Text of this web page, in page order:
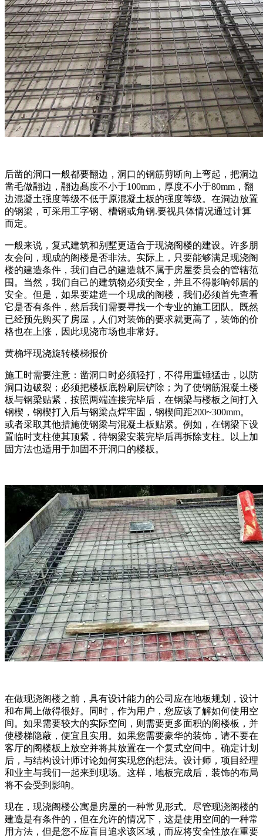
后凿的洞口一般都要翻边，洞口的钢筋剪断向上弯起，把洞边
凿毛做翮边，翮边髙度不小于100mm，厚度不小于80mm，翻
边混凝土强度等级不低于原混凝土板的强度等级。在洞边放置
的钢梁，可采用工字钢、槽钢或角钢.要视具体情况通过计算
而定。
一般来说，复式建筑和别墅更适合于现浇阁楼的建设。许多朋
友会问，现成的阁楼是否非法。实际上，只要能够满足现浇阁
楼的建造条件，我们自己的建造就不属于房屋委员会的管辖范
围。当然，我们自己的建筑物必须安全，并且不得影响邻居的
安全。但是，如果要建造一个现成的阁楼，我们必须首先查看
它是否有条件，然后我们需要寻找一个专业的施工团队。既然
已经预先购买了房屋，人们对装饰的要求就更高了，装饰的价
格也在上涨，因此现浇市场也非常好。
黄桷坪现浇旋转楼梯报价
施工时需要注意：凿洞口时必须轻打，不得用重锤猛击，以防
洞口边破裂；必须把楼板底粉刷层铲除；为了使钢筋混凝土楼
板与钢梁贴紧，按照两端连接完毕后，在钢梁与楼板之间打入
钢楔，钢楔打入后与钢梁点焊牢固，钢楔间距200~300mm。
或者采取其他措施使钢梁与混凝土板贴紧。例如，在钢梁下设
置临时支柱使其顶紧，待钢梁安装完毕后再拆除支柱。以上加
固方法也适用于加固不开洞口的楼板。
在做现浇阁楼之前，具有设计能力的公司应在地板规划，设计
和布局上做得很好。同时，作为用户，您应该了解如何使用空
间。如果需要较大的实际空间，则需要更多面积的阁楼板，并
使楼梯隐蔽，便宜且实用。如果您需要豪华的装饰，请不要在
客厅的阁楼板上放空并将其放置在一个复式空间中。确定计划
后，与结构设计师讨论如何实现您的想法。设计师，项目经理
和业主与我们一起来到现场。这样，地板完成后，装饰的布局
将不会受到影响。
现在，现浇阁楼公寓是房屋的一种常见形式。尽管现浇阁楼的
建造是有条件的，但在允许的情况下，这是使用空间的一种常
用方法，但是您不应盲目追求该区域，而应将安全性放在重要